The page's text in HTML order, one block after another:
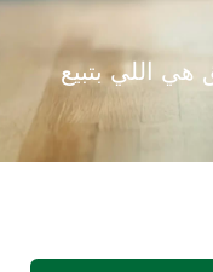
اللي بتبيع